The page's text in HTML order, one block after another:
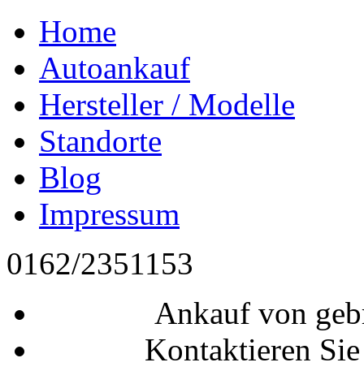
Home
Autoankauf
Hersteller / Modelle
Standorte
Blog
Impressum
0162/2351153
Ankauf von
Kontaktieren